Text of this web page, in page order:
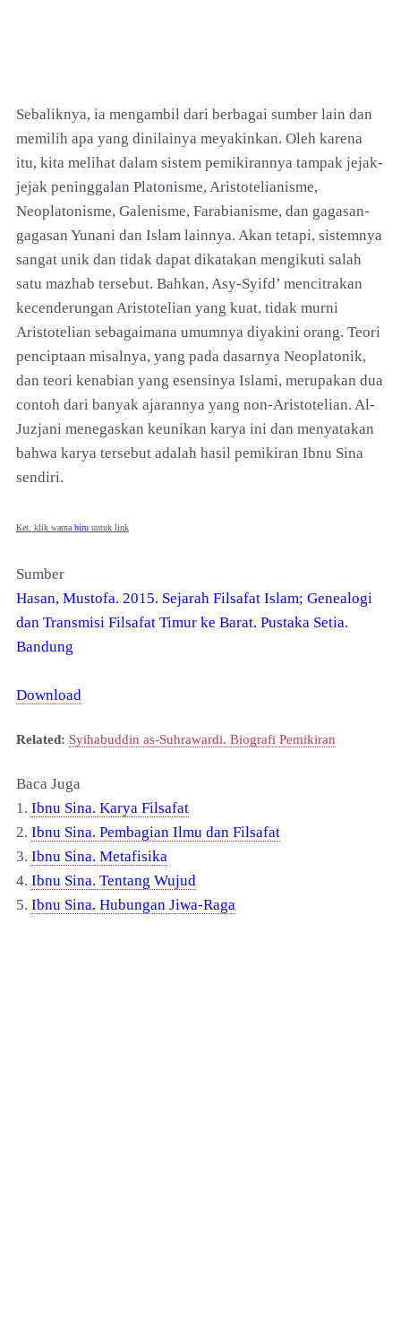
Sebaliknya, ia mengambil dari berbagai sumber lain dan
memilih apa yang dinilainya meyakinkan. Oleh karena
itu, kita melihat dalam sistem pemikirannya tampak jejak-
jejak peninggalan Platonisme, Aristotelianisme,
Neoplatonisme, Galenisme, Farabianisme, dan gagasan-
gagasan Yunani dan Islam lainnya. Akan tetapi, sistemnya
sangat unik dan tidak dapat dikatakan mengikuti salah
satu mazhab tersebut. Bahkan, Asy-Syifd’ mencitrakan
kecenderungan Aristotelian yang kuat, tidak murni
Aristotelian sebagaimana umumnya diyakini orang. Teori
penciptaan misalnya, yang pada dasarnya Neoplatonik,
dan teori kenabian yang esensinya Islami, merupakan dua
contoh dari banyak ajarannya yang non-Aristotelian. Al-
Juzjani menegaskan keunikan karya ini dan menyatakan
bahwa karya tersebut adalah hasil pemikiran Ibnu Sina
sendiri.
Ket. klik warna biru untuk link
Sumber
Hasan, Mustofa. 2015. Sejarah Filsafat Islam; Genealogi
dan Transmisi Filsafat Timur ke Barat. Pustaka Setia.
Bandung
Download
Related: Syihabuddin as-Suhrawardi. Biografi Pemikiran
Baca Juga
1. Ibnu Sina. Karya Filsafat
2. Ibnu Sina. Pembagian Ilmu dan Filsafat
3. Ibnu Sina. Metafisika
4. Ibnu Sina. Tentang Wujud
5. Ibnu Sina. Hubungan Jiwa-Raga